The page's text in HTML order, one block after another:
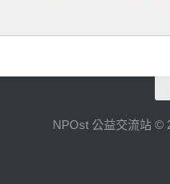
NPOst 公益交流站 ©